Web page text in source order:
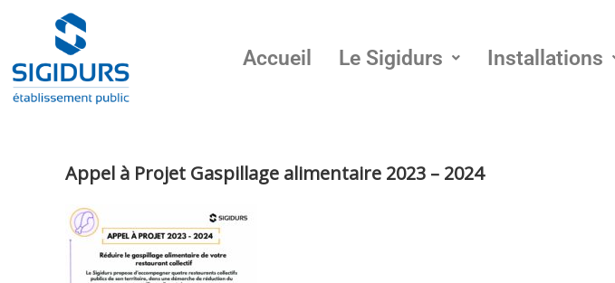
Accueil Le Sigidurs Installations
Appel à Projet Gaspillage alimentaire 2023 – 2024